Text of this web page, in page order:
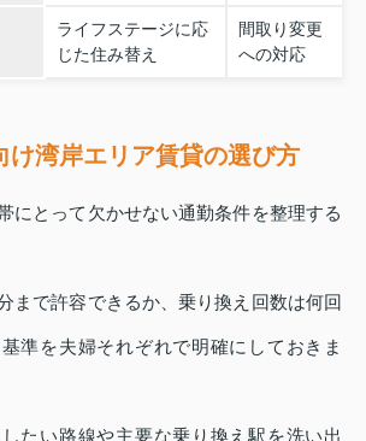
ライフステージに応
じた住み替え
間取り変更
への対応
け湾岸エリア賃貸の選び方
にとって欠かせない通勤条件を整理する
まで許容できるか、乗り換え回数は何回
準を夫婦それぞれで明確にしておきま
たい路線や主要な乗り換え駅を洗い出